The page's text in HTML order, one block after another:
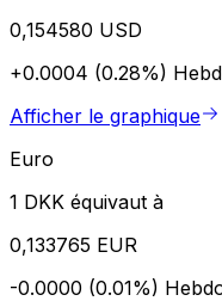
0,154580 USD
+0.0004 (0.28%)
Afficher le graphique
Euro
1 DKK équivaut à
0,133765 EUR
-0.0000 (0.01%)